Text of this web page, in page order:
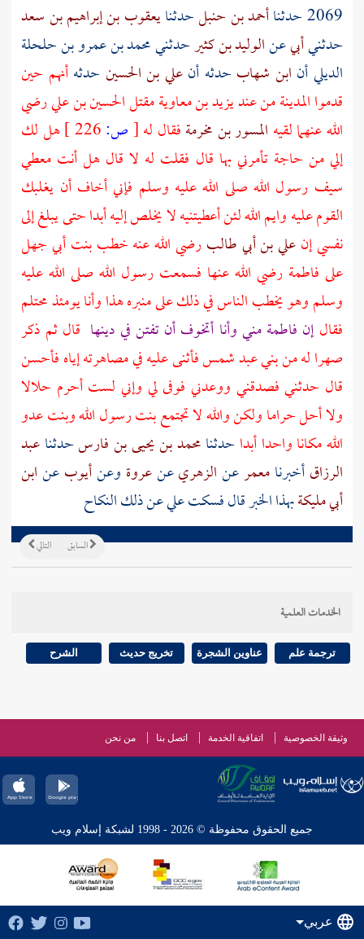
2069 حدثنا أحمد بن حنبلحدثنايعقوب بن إبراهيم بن سعد
حدثنيأبيعنالوليد بن كثيرحدثنيمحمد بن عمرو بن حلحلة
الديليأن ابن شهاب حدثه أنعلي بن الحسين حدثهأنهم حين
قدمواالمدينةمن عنديزيد بن معاويةمقتلالحسين بن عليرضي
الله عنهما لقيه المسور بن مخرمةفقال له[ص:
هل لك
إلي من حاجة تأمرني بها قال فقلت له لا قال هل أنت معطي
سيف رسول الله صلى الله عليه وسلم فإني أخاف أن يغلبك
القوم عليه وايم الله لئن أعطيتنيه لا يخلص إليه أبدا حتى يبلغ إلى
نفسي إنعلي بن أبي طالبرضي الله عنه خطب بنتأبي جهل
على فاطمةرضي الله عنها فسمعت رسول الله صلى الله عليه
وسلم وهو يخطب الناس في ذلك على منبره هذا وأنا يومئذ محتلم
فقالإن فاطمةمني وأنا أتخوف أن تفتن في دينها قال ثم ذكر
صهرا له منبني عبد شمسفأثنى عليه في مصاهرته إياه فأحسن
قال حدثني فصدقني ووعدني فوفى لي وإني لست أحرم حلالا
ولا أحل حراما ولكن والله لا تجتمع بنت رسول الله وبنت عدو
الله مكانا واحدا أبدا حدثنامحمد بن يحيى بن فارسحدثناعبد
الرزاقأخبرنامعمرعنالزهريعنعروة وعنأيوبعنابن
أبي مليكةبهذا الخبر قال فسكتعليعن ذلك النكاح
التالي السابق
الخدمات العلمية
ترجمة علم عناوين الشجرة تخريج حديث الشرح
وثيقة الخصوصية اتفاقية الخدمة اتصل بنا من نحن
جميع الحقوق محفوظة © 2026 - 1998 لشبكة إسلام ويب
عربي